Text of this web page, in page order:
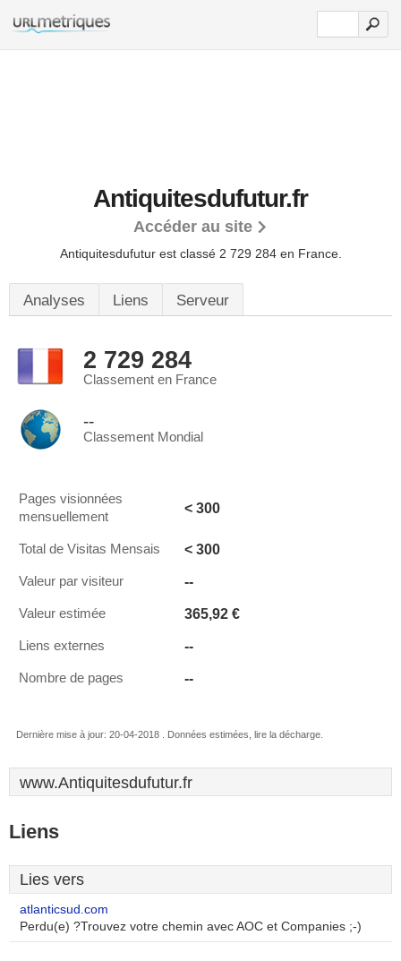
Antiquitesdufutur.fr
Accéder au site
Antiquitesdufutur est classé 2 729 284 en France.
Analyses Liens Serveur
2 729 284
Classement en France
--
Classement Mondial
Pages visionnées
mensuellement
< 300
Total de Visitas Mensais < 300
Valeur par visiteur --
Valeur estimée 365,92 €
Liens externes --
Nombre de pages --
Dernière mise à jour: 20-04-2018 . Données estimées, lire la décharge.
www.Antiquitesdufutur.fr
Liens
Lies vers
atlanticsud.com
Perdu(e) ?Trouvez votre chemin avec AOC et Companies ;-)